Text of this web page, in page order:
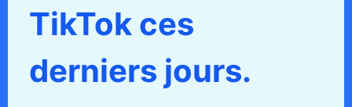
TikTok ces
derniers jours.